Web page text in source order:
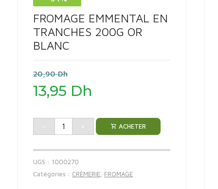
FROMAGE EMMENTAL EN
TRANCHES 200G OR
BLANC
20,90DhLe
prix
initial
20,90 Dh.
13,95 Dh
prix
actuel
est :
13,95 Dh.
- + ACHETER
UGS : 1000270
Catégories : CRÈMERIE FROMAGE